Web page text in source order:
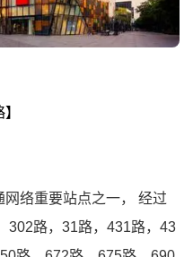
络重要站点之一，
经过
302路，31路，431路，43